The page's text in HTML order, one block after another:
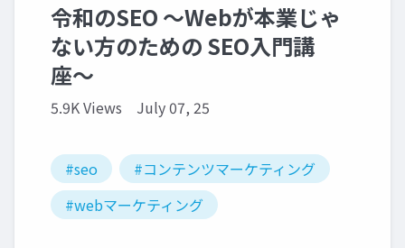
令和のSEO 〜Webが本業じゃ
ない方のための SEO入門講
座〜
5.9K Views July 07, 25
#seo
#コンテンツマーケティング
#webマーケティング